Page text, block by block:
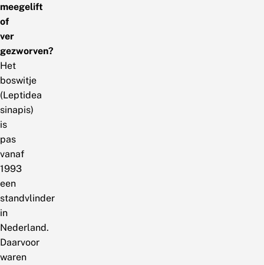
meegelift
of
ver
gezworven?
Het
boswitje
(Leptidea
sinapis)
is
pas
vanaf
1993
een
standvlinder
in
Nederland.
Daarvoor
waren